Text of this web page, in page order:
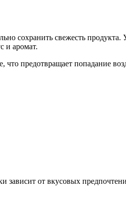
сохранить свежесть продукта.
и аромат.
предотвращает попадание
зависит от вкусовых